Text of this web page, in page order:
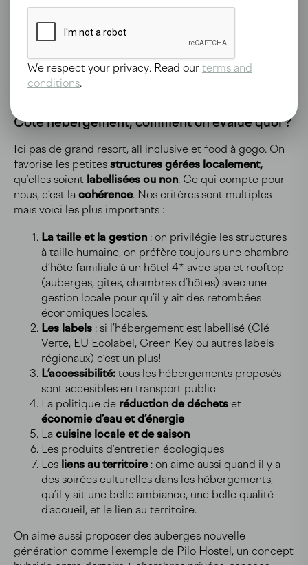
Côté hébergement, comment on évalue quoi ?
Ici pas de grand resort, all inclusive et food à gogo. On
favorise les petites structures gérées localement,
qu’elles soient labellisées ou non. Ce qui compte pour
nous, c’est la cohérence. Nos critères sont multiples
mais voici les plus importants :
La taille et la gestion : on privilégie les structures
à taille humaine, on préfère toujours une chambre
d’hôte familiale à un hôtel 4* avec spa et rooftop
(auberges, gîtes, chambres d’hôtes) avec une
gestion locale pour qu’il y ait des retombées
économiques locales.
Les labels : si l’hébergement est labellisé (Clé
Verte, EU Ecolabel, Green Key ou autres labels
régionaux) c’est un plus!
L’accessibilité: tous les hébergements proposés
sont accesibles en transport public
La politique de réduction de déchets et
économie d’eau et d’énergie
La cuisine locale et de saison
Les produits d’entretien écologiques
Les liens au territoire : on aime aussi quand il y a
des soirées culturelles dans les hébergements,
qu’il y ait une belle ambiance, une belle qualité
d’accueil, et le lien au territoire.
On aime aussi proposer des auberges nouvelle
génération comme l’exemple de Pilo Hostel, un concept
We respect your privacy. Read our terms and
conditions.